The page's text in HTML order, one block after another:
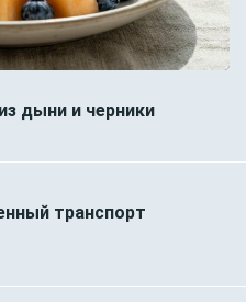
дыни и черники
транспорт